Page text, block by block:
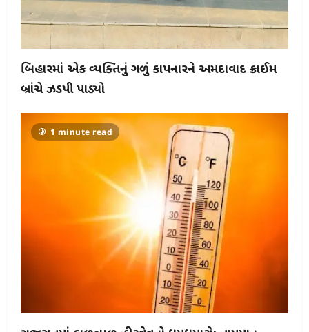
બિહારમાં એક વ્યક્તિનું ગળું કાપનારને અમદાવાદ ક્રાઈમ
બ્રાંચે ઝડપી પાડ્યો
1 minute read